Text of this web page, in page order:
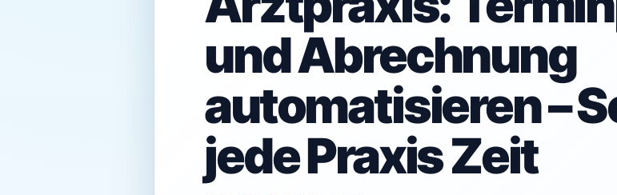
und Abrechnung
automatisieren –
jede Praxis Zeit